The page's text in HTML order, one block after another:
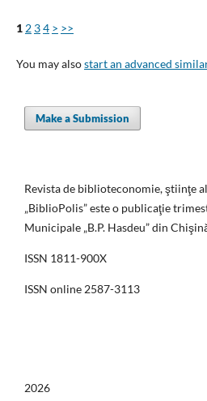
1 2 34 > >>
You may alsostart an advanced
Make a Submission
Revista de biblioteconomie, ştiinţe
„BiblioPolis” este o publicaţie
Municipale „B.P. Hasdeu” din
ISSN 1811-900X
ISSN online 2587-3113
2026